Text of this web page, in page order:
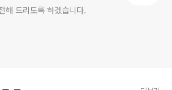
해 드리도록 하겠습니다.